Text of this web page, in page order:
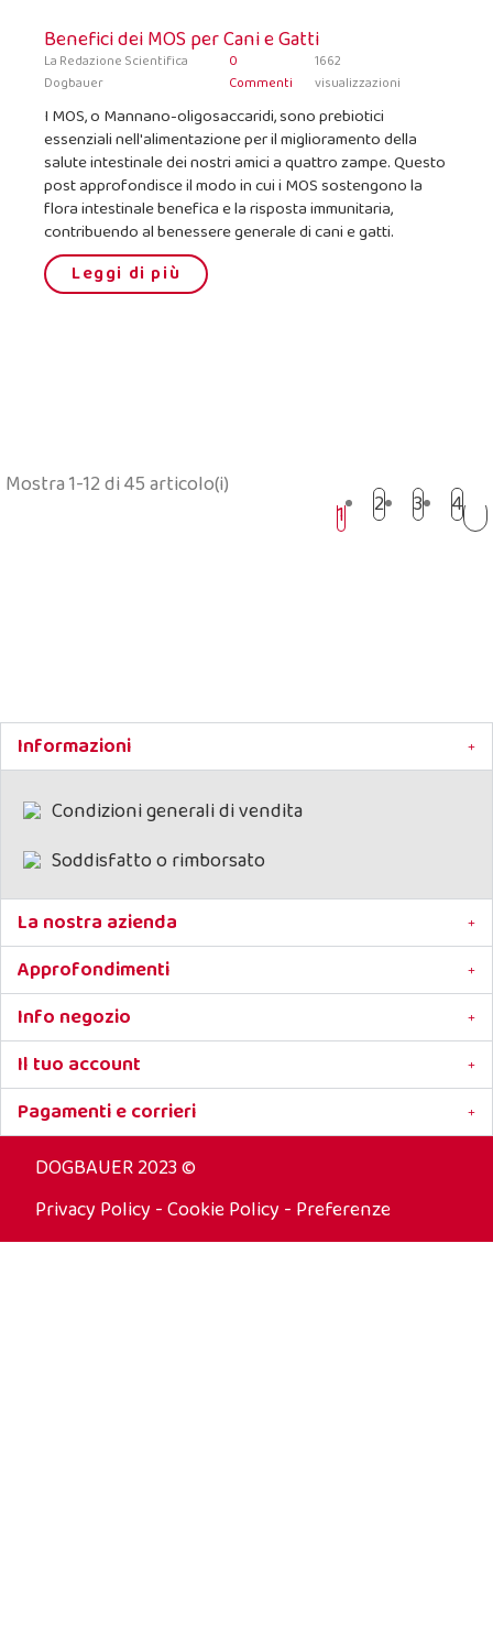
Benefici dei MOS per Cani e Gatti
La Redazione Scientifica
Dogbauer
0
Commenti
1662
visualizzazioni
I MOS, o Mannano-oligosaccaridi, sono prebiotici
essenziali nell'alimentazione per il miglioramento della
salute intestinale dei nostri amici a quattro zampe. Questo
post approfondisce il modo in cui i MOS sostengono la
flora intestinale benefica e la risposta immunitaria,
contribuendo al benessere generale di cani e gatti.
Leggi di più
Mostra 1-12 di 45 articolo(i)
1
2 3 4
Informazioni
Condizioni generali di vendita
Soddisfatto o rimborsato
La nostra azienda
Approfondimenti
Info negozio
Il tuo account
Pagamenti e corrieri
DOGBAUER 2023 ©
Privacy Policy -Cookie Policy - Preferenze